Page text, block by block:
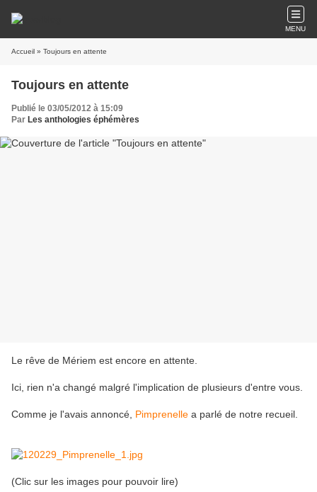
MENU
Accueil » Toujours en attente
Toujours en attente
Publié le 03/05/2012 à 15:09
Par Les anthologies éphémères
Le rêve de Mériem est encore en attente.
Ici, rien n'a changé malgré l'implication de plusieurs d'entre vous.
Comme je l'avais annoncé, Pimprenelle a parlé de notre recueil.
(Clic sur les images pour pouvoir lire)